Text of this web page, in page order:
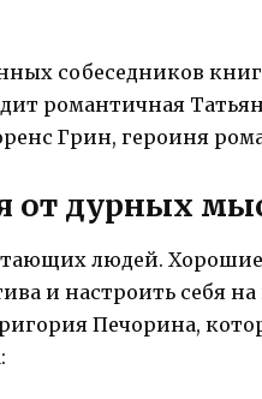
собеседников
романтичная
Грин, героиня
от дурных
людей.
и настроить себя на
Печорина,